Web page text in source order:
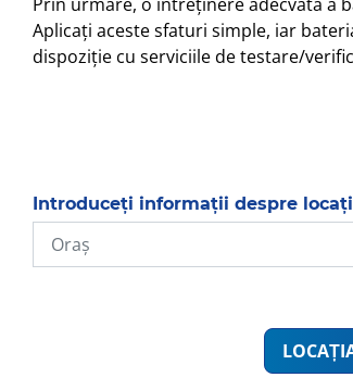
Aplicați aceste sfaturi simple, iar
dispoziție cu serviciile de testare/
Introduceți informații despre